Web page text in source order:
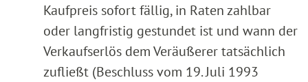
Kaufpreis sofort fällig, in Raten zahlbar
oder langfristig gestundet ist und wann der
Verkaufserlös dem Veräußerer tatsächlich
zufließt (Beschluss vom 19. Juli 1993